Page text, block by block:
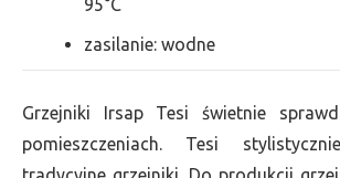
95°C
zasilanie: wodne
Grzejniki Irsap Tesi świetnie
pomieszczeniach. Tesi